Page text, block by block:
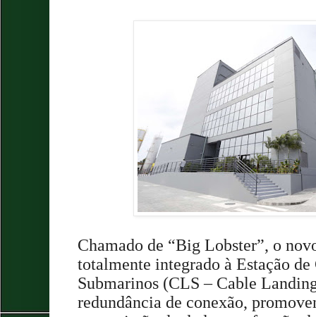
Chamado de “Big Lobster”, o
totalmente integrado à Estação de
Submarinos (CLS – Cable
redundância de conexão,